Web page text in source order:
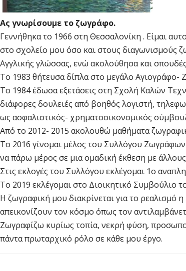
Ας γνωρίσουμε το ζωγράφο.
Γεννήθηκα το 1966 στη Θεσσαλονίκη . Είμαι
στο σχολείο μου όσο και στους διαγωνισμούς
Αγγλικής γλώσσας, ενώ ακολούθησα και
Το 1983 θήτευσα δίπλα στο μεγάλο Αγιογράφο-
Το 1984 έδωσα εξετάσεις στη Σχολή Καλών
διάφορες δουλειές από βοηθός λογιστή,
ως ασφαλιστικός- χρηματοοικονομικός
Από το 2012- 2015 ακολουθώ μαθήματα
Το 2016 γίνομαι μέλος του Συλλόγου
να πάρω μέρος σε μια ομαδική έκθεση με
Στις εκλογές του Συλλόγου εκλέγομαι 1ο
Το 2019 εκλέγομαι στο Διοικητικό
Η ζωγραφική μου διακρίνεται για το
απεικονίζουν τον κόσμο όπως τον
Ζωγραφίζω κυρίως τοπία, νεκρή φύση,
πάντα πρωταρχικό ρόλο σε κάθε μου έργο.